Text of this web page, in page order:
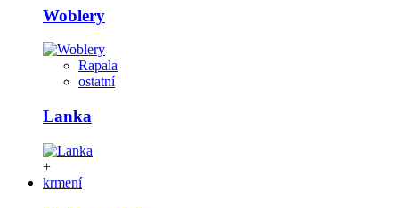
Woblery
Rapala
ostatní
Lanka
+
krmení